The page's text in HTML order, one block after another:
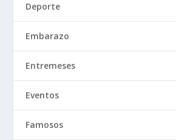
Deporte
Embarazo
Entremeses
Eventos
Famosos